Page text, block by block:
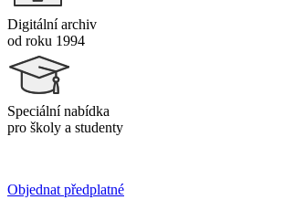
Digitální archiv
od roku 1994
Speciální nabídka
pro školy a studenty
Objednat předplatné